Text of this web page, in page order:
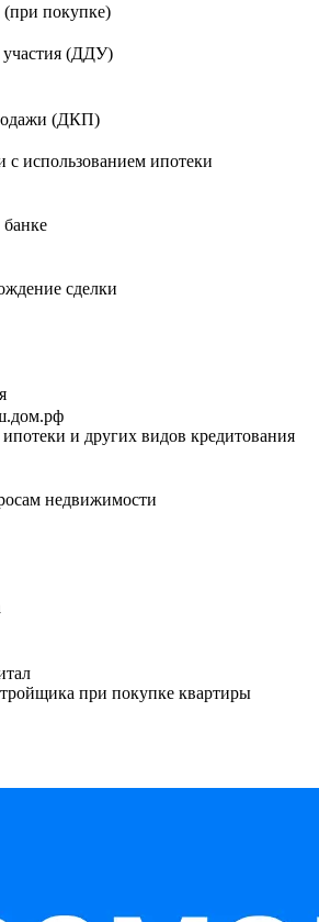
покупке)
участия (ДДУ)
(ДКП)
использованием ипотеки
сделки
и других видов кредитования
недвижимости
при покупке квартиры